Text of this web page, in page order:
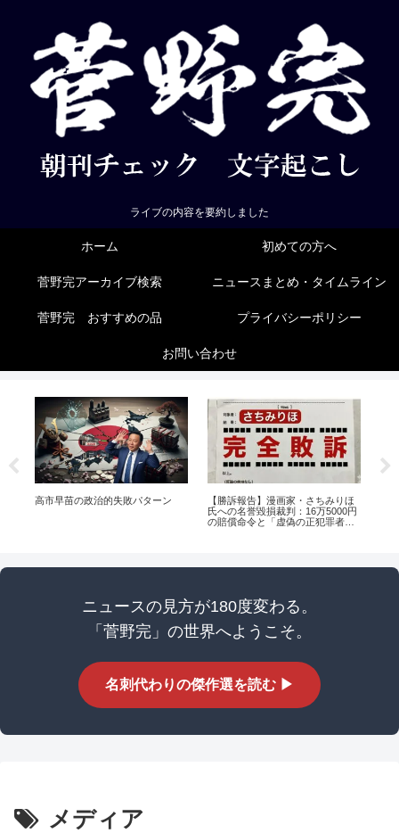
ライブの内容を要約しました
ホーム 初めての方へ
菅野完アーカイブ検索 ニュースまとめ・タイムライン
菅野完 おすすめの品 プライバシーポリシー
お問い合わせ
高市早苗の政治的失敗パターン
【勝訴報告】漫画家・さちみりほ
氏への名誉毀損裁判：16万5000円
の賠償命令と「虚偽の正犯罪者扱
ニュースの見方が180度変わる。
「菅野完」の世界へようこそ。
名刺代わりの傑作選を読む ▶
メディア